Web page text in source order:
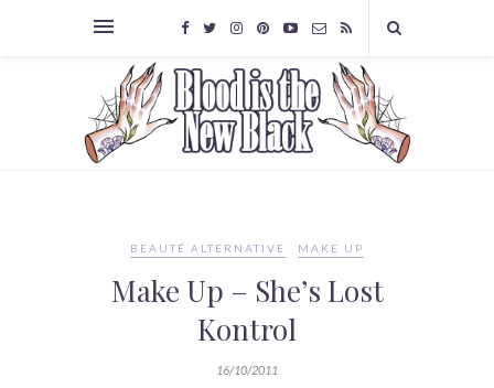
BEAUTÉ ALTERNATIVE MAKE UP
Make Up – She’s Lost
Kontrol
16/10/2011